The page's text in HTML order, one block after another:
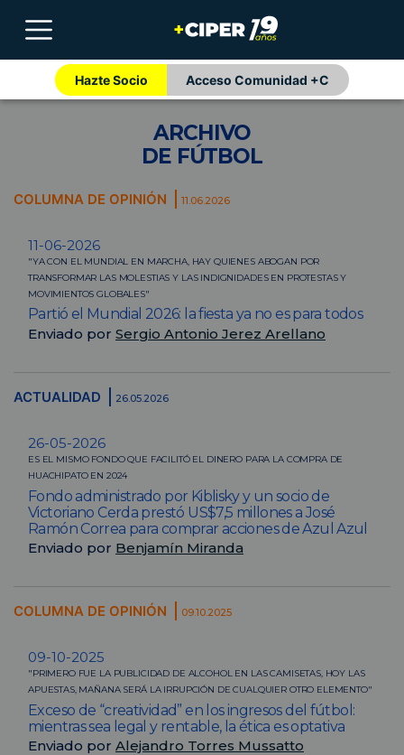
Hazte Socio Acceso Comunidad +C
ARCHIVO
DE FÚTBOL
COLUMNA DE OPINIÓN 11.06.2026
11-06-2026
"YA CON EL MUNDIAL EN MARCHA, HAY QUIENES ABOGAN POR
TRANSFORMAR LAS MOLESTIAS Y LAS INDIGNIDADES EN PROTESTAS Y
MOVIMIENTOS GLOBALES"
Partió el Mundial 2026: la fiesta ya no es para todos
Enviado por Sergio Antonio Jerez Arellano
ACTUALIDAD 26.05.2026
26-05-2026
ES EL MISMO FONDO QUE FACILITÓ EL DINERO PARA LA COMPRA DE
HUACHIPATO EN 2024
Fondo administrado por Kiblisky y un socio de
Victoriano Cerda prestó US$7,5 millones a José
Ramón Correa para comprar acciones de Azul Azul
Enviado por Benjamín Miranda
COLUMNA DE OPINIÓN 09.10.2025
09-10-2025
"PRIMERO FUE LA PUBLICIDAD DE ALCOHOL EN LAS CAMISETAS, HOY LAS
APUESTAS, MAÑANA SERÁ LA IRRUPCIÓN DE CUALQUIER OTRO ELEMENTO"
Exceso de “creatividad” en los ingresos del fútbol:
mientras sea legal y rentable, la ética es optativa
Enviado por Alejandro Torres Mussatto